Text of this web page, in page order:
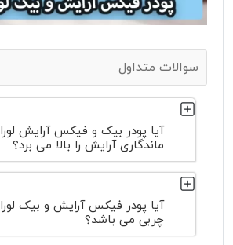
سوالات متداول
آیا پودر بیک و فیکس آرایش
ماندگاری آرایش را بالا می برد؟
آیا پودر فیکس آرایش و بیک
چربی می باشد؟